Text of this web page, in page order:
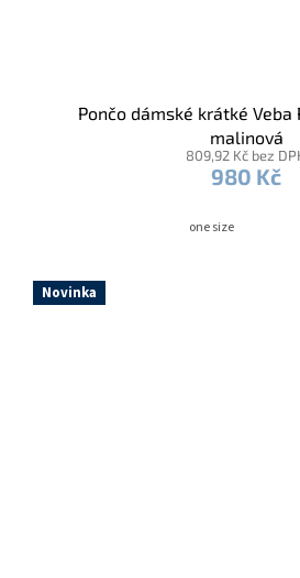
Pončo dámské krátké Veba
malinová
809,92 Kč bez
980 Kč
one size
Novinka